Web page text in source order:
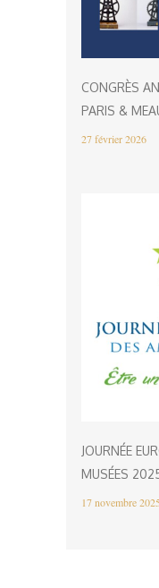
CONGRÈS
PARIS &
27 février 2026
JOURNÉE
MUSÉES
17 novembre 2025